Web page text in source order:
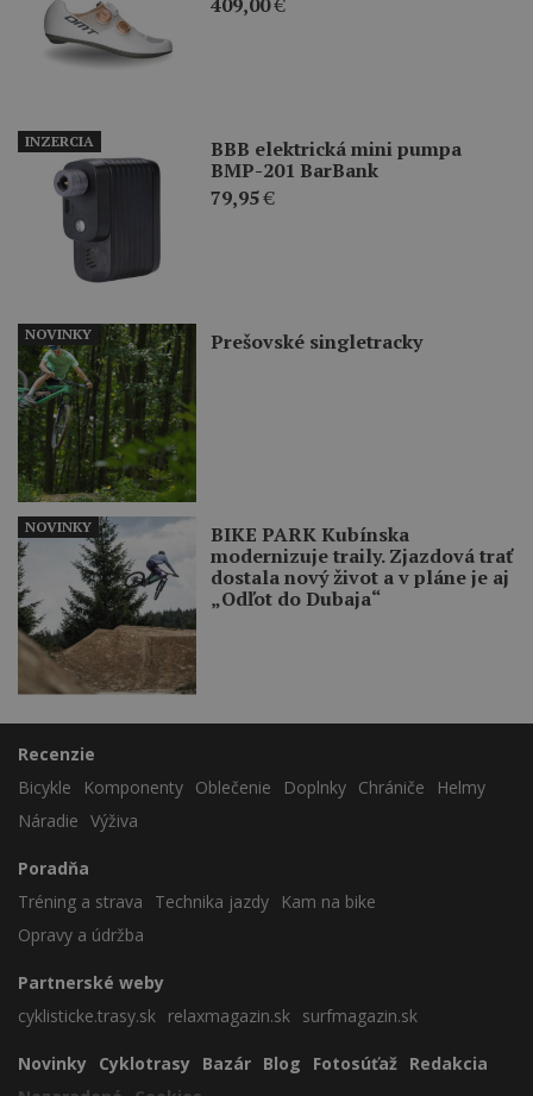
BBB elektrická mini pumpa
BMP-201 BarBank
79,95€
INZERCIA
Prešovské singletracky
NOVINKY
BIKE PARK Kubínska
modernizuje traily. Zjazdová trať
dostala nový život a v pláne je aj
„Odľot do Dubaja“
NOVINKY
Recenzie
Bicykle
Komponenty Oblečenie Doplnky Chrániče
Helmy
Náradie Výživa
Poradňa
Tréning a strava
Technika jazdy
Kam na bike
Opravy a údržba
Partnerské weby
cyklisticke.trasy.sk relaxmagazin.sk surfmagazin.sk
Novinky Cyklotrasy Bazár Blog Fotosúťaž Redakcia